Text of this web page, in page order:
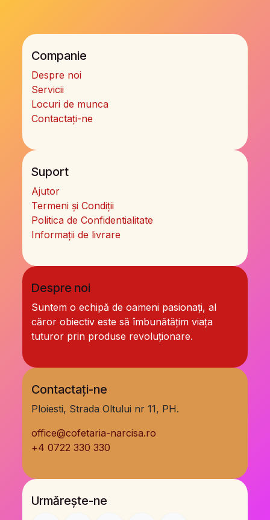
Companie
Despre noi
Servicii
Locuri de munca
Contactați-ne
Suport
Ajutor
Termeni și Condiții
Politica de Confidentialitate
Informații de livrare
Despre noi
Suntem o echipă de oameni pasionați, al
căror obiectiv este să îmbunătățim viața
tuturor prin produse revoluționare.
Contactați-ne
Ploiesti, Strada Oltului nr 11, PH.
office@cofetaria-narcisa.ro
+4 0722 330 330
Urmărește-ne